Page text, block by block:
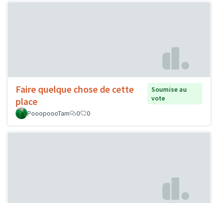
Faire quelque chose de cette
place
Soumise au
vote
PooopoooTam
0 0